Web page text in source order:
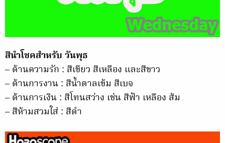
สีนำโชคสำหรับ วันพุธ
– ด้านความรัก : สีเขียว สีเหลือง และสีขาว
– ด้านการงาน : สีน้ำตาลเข้ม สีเบจ
– ด้านการเงิน : สีโทนสว่าง เช่น สีฟ้า เหลือง ส้ม
– สีห้ามสวมใส่ : สีดำ